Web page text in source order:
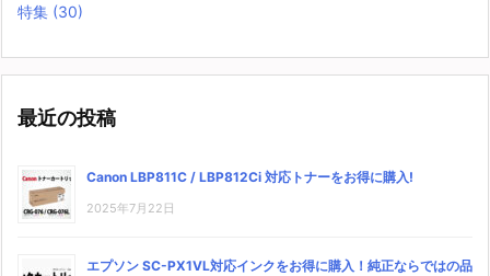
特集 (30)
最近の投稿
Canon LBP811C / LBP812Ci 対応トナーをお得に購入!
2025年7月22日
エプソン SC-PX1VL対応インクをお得に購入！純正ならではの品